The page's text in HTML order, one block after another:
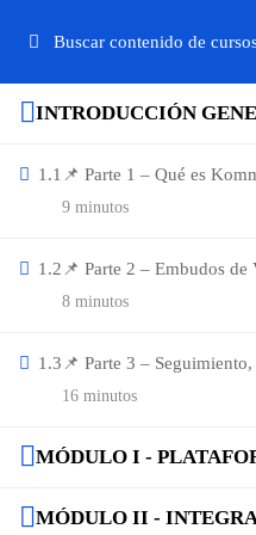
INTRODUCCIÓN
1.1 📌 Parte 1 – Qué es
9 minutos
1.2 📌 Parte 2 – Embudos
8 minutos
1.3 📌 Parte 3 –
16 minutos
MÓDULO I -
MÓDULO II -